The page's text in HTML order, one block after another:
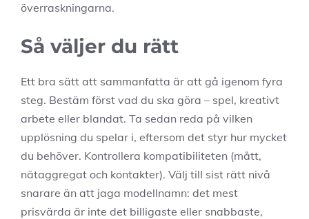
överraskningarna.
Så väljer du rätt
Ett bra sätt att sammanfatta är att gå igenom fyra
steg. Bestäm först vad du ska göra – spel, kreativt
arbete eller blandat. Ta sedan reda på vilken
upplösning du spelar i, eftersom det styr hur mycket
du behöver. Kontrollera kompatibiliteten (mått,
nätaggregat och kontakter). Välj till sist rätt nivå
snarare än att jaga modellnamn: det mest
prisvärda är inte det billigaste eller snabbaste,